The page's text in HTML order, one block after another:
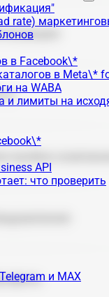
rate)
в Facebook\*
в Meta\*
на WABA
и лимиты на
API
что проверить
и MAX